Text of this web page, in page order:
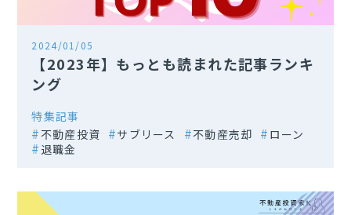
2024/01/05
【2023年】もっとも読まれた記事ランキ
ング
特集記事
不動産投資
サブリース 不動産売却
ローン
退職金